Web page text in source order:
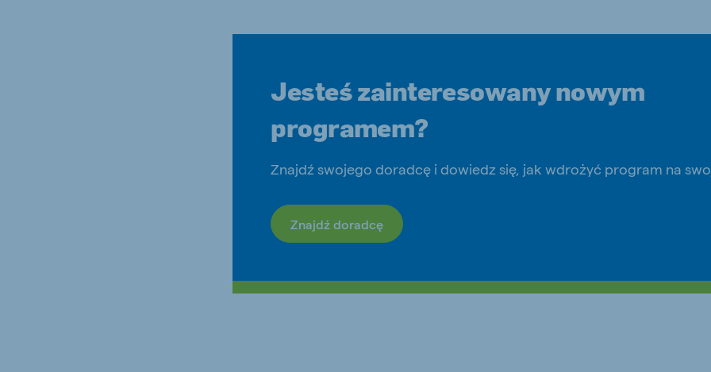
Jesteś zainteresowany nowym
programem?
Znajdź swojego doradcę i dowiedz się, jak wdrożyć program na
Znajdź doradcę